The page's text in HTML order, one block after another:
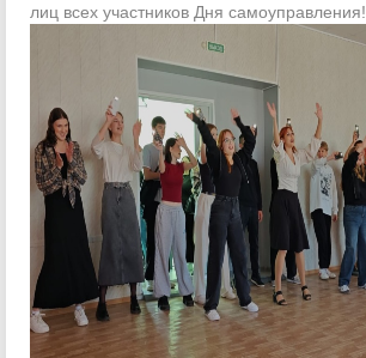
лиц всех участников Дня самоуправления!